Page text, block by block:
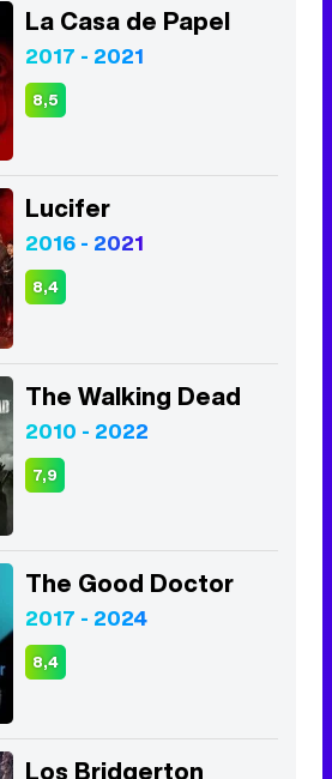
La Casa de Papel
2017 - 2021
8,5
Lucifer
2016 - 2021
8,4
The Walking Dead
2010 - 2022
7,9
The Good Doctor
2017 - 2024
8,4
Los Bridgerton